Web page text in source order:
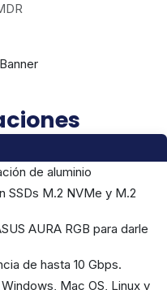
de aluminio
SSDs M.2 NVMe y M.2
AURA RGB para darle
de hasta 10 Gbps.
Mac OS, Linux y